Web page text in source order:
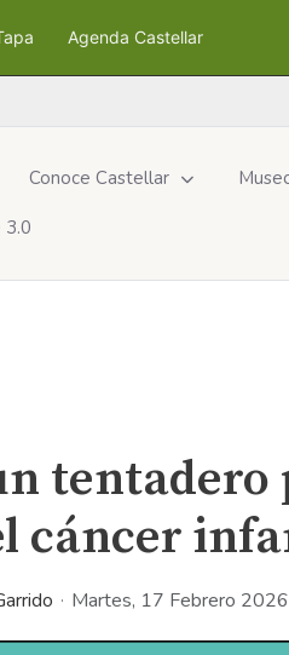
Agenda Castellar
Conoce Castellar
3.0
cáncer
Martes, 17 Febrero 2026